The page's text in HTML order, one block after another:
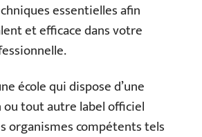
essentielles afin
et efficace dans votre
école qui dispose d’une
tout autre label officiel
organismes compétents tels